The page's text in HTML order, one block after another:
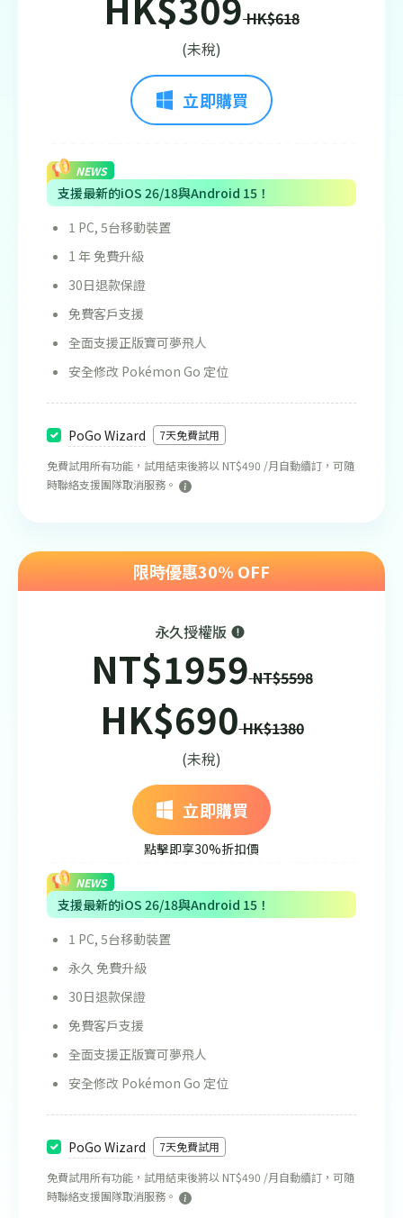
HK$618
(未稅)
立即購買
NEWS
支援最新的iOS 26/18與Android 15！
1 PC, 5台移動裝置
1 年 免費升級
30日退款保證
免費客戶支援
全面支援正版寶可夢飛人
安全修改 Pokémon Go 定位
PoGo Wizard
7天免費試用
免費試用所有功能，試用結束後將以 NT$490 /月自動續訂，可隨
時聯絡支援團隊取消服務。
限時優惠30% OFF
永久授權版
NT$1959NT$5598
HK$690HK$1380
(未稅)
立即購買
點擊即享30%折扣價
NEWS
支援最新的iOS 26/18與Android 15！
1 PC, 5台移動裝置
永久 免費升級
30日退款保證
免費客戶支援
全面支援正版寶可夢飛人
安全修改 Pokémon Go 定位
PoGo Wizard
7天免費試用
免費試用所有功能，試用結束後將以 NT$490 /月自動續訂，可隨
時聯絡支援團隊取消服務。